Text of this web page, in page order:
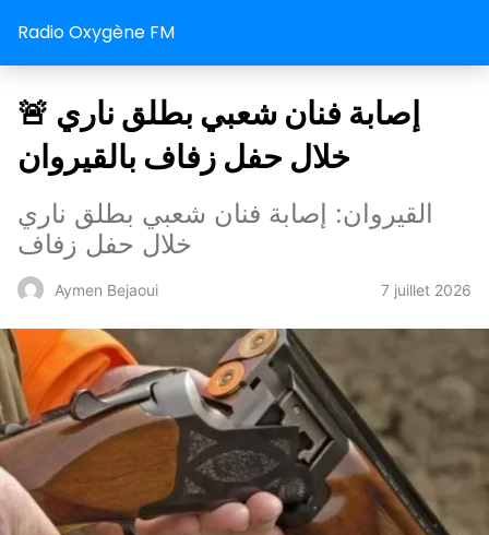
Radio Oxygène FM
🚨 إصابة فنان شعبي بطلق ناري
خلال حفل زفاف بالقيروان
القيروان: إصابة فنان شعبي بطلق ناري
خلال حفل زفاف
Aymen Bejaoui 7 juillet 2026